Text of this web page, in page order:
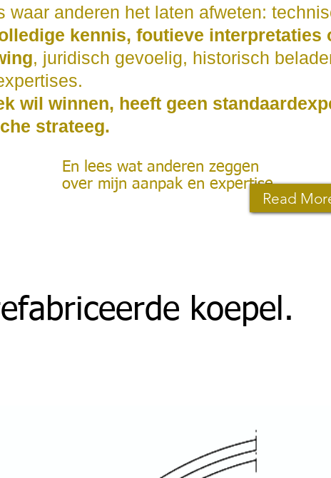
anderen het laten afweten:
kennis, foutieve interpretaties
, juridisch gevoelig, historisch
wil winnen, heeft geen
strateeg.
En lees wat anderen zeggen
over mijn aanpak en expertise.
Read
koepel.